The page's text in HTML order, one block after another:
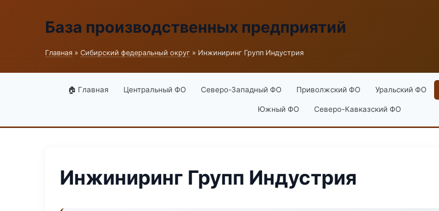
База производственных предприятий
Главная » Сибирский федеральный округ » Инжиниринг Групп Индустрия
🏠 Главная Центральный ФО Северо-Западный ФО Приволжский ФО Уральский ФО
Южный ФО Северо-Кавказский ФО
Инжиниринг Групп Индустрия